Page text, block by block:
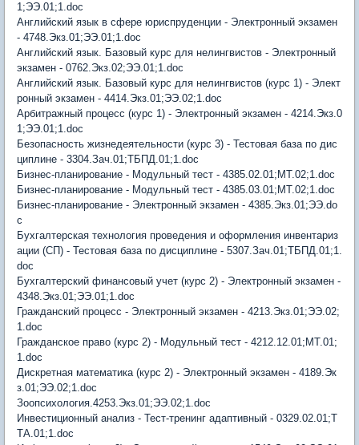
1;ЭЭ.01;1.doc
Английский язык в сфере юриспруденции - Электронный экзамен
- 4748.Экз.01;ЭЭ.01;1.doc
Английский язык. Базовый курс для нелингвистов - Электронный
экзамен - 0762.Экз.02;ЭЭ.01;1.doc
Английский язык. Базовый курс для нелингвистов (курс 1) - Элект
ронный экзамен - 4414.Экз.01;ЭЭ.02;1.doc
Арбитражный процесс (курс 1) - Электронный экзамен - 4214.Экз.0
1;ЭЭ.01;1.doc
Безопасность жизнедеятельности (курс 3) - Тестовая база по дис
циплине - 3304.Зач.01;ТБПД.01;1.doc
Бизнес-планирование - Модульный тест - 4385.02.01;МТ.02;1.doc
Бизнес-планирование - Модульный тест - 4385.03.01;МТ.02;1.doc
Бизнес-планирование - Электронный экзамен - 4385.Экз.01;ЭЭ.do
c
Бухгалтерская технология проведения и оформления инвентариз
ации (СП) - Тестовая база по дисциплине - 5307.Зач.01;ТБПД.01;1.
doc
Бухгалтерский финансовый учет (курс 2) - Электронный экзамен -
4348.Экз.01;ЭЭ.01;1.doc
Гражданский процесс - Электронный экзамен - 4213.Экз.01;ЭЭ.02;
1.doc
Гражданское право (курс 2) - Модульный тест - 4212.12.01;МТ.01;
1.doc
Дискретная математика (курс 2) - Электронный экзамен - 4189.Эк
з.01;ЭЭ.02;1.doc
Зоопсихология.4253.Экз.01;ЭЭ.02;1.doc
Инвестиционный анализ - Тест-тренинг адаптивный - 0329.02.01;Т
ТА.01;1.doc